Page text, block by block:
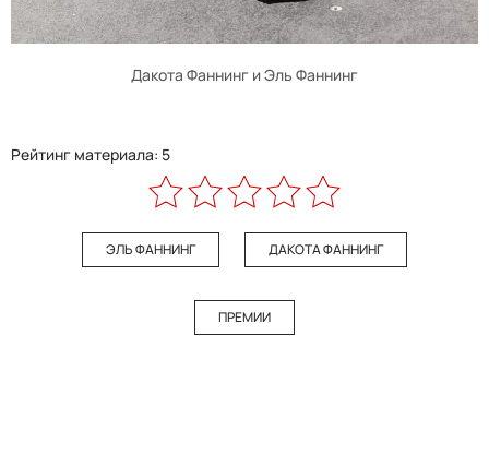
Дакота Фаннинг и Эль Фаннинг
Рейтинг материала: 5
ЭЛЬ ФАННИНГ ДАКОТА ФАННИНГ
ПРЕМИИ